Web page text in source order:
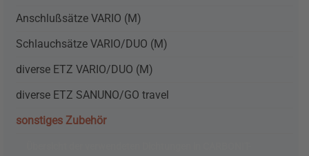
Anschlußsätze VARIO (M)
Schlauchsätze VARIO/DUO (M)
diverse ETZ VARIO/DUO (M)
diverse ETZ SANUNO/GO travel
sonstiges Zubehör